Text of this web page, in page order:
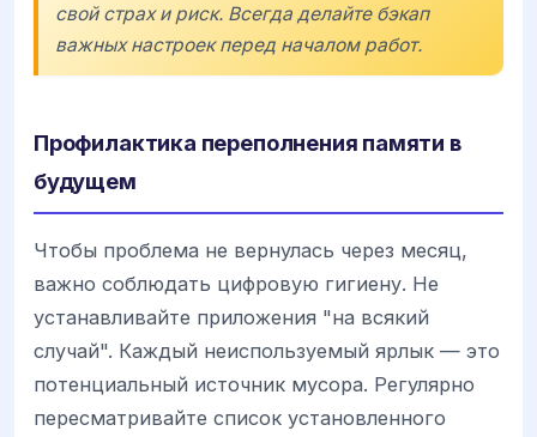
свой страх и риск. Всегда делайте бэкап
важных настроек перед началом работ.
Профилактика переполнения памяти в
будущем
Чтобы проблема не вернулась через месяц,
важно соблюдать цифровую гигиену. Не
устанавливайте приложения "на всякий
случай". Каждый неиспользуемый ярлык — это
потенциальный источник мусора. Регулярно
пересматривайте список установленного